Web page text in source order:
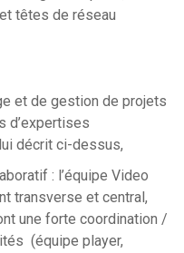
têtes de réseau
et de gestion de projets
d’expertises
décrit ci-dessus,
: l’équipe Video
transverse et central,
une forte coordination /
(équipe player,